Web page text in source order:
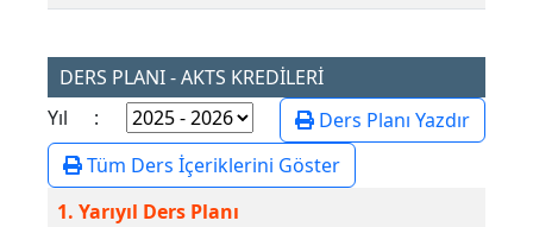
DERS PLANI - AKTS KREDİLERİ
Yıl :
Ders Planı Yazdır
Tüm Ders İçeriklerini Göster
1. Yarıyıl Ders Planı